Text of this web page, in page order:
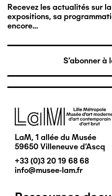
Recevez les actualités sur
expositions, sa
encore…
S'abonner à
Image
LaM, 1 allée du Musée
59650 Villeneuve d'Ascq
+33 (0)3 20 19 68 68
info@musee-lam.fr